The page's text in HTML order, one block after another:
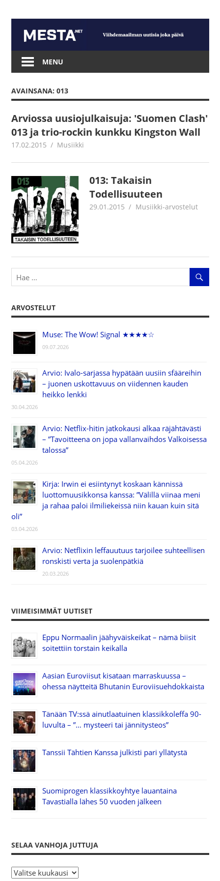
content
Mesta.net
MENU
AVAINSANA: 013
Arviossa uusiojulkaisuja: 'Suomen Clash'
013 ja trio-rockin kunkku Kingston Wall
17.02.2015 mestanet
Musiikki
013: Takaisin
Todellisuuteen
29.01.2015 Jouni Hirn
Musiikki-arvostelut
ARVOSTELUT
Muse: The Wow! Signal ★★★★☆
09.07.2026
Arvio: Ivalo-sarjassa hypätään uusiin sfääreihin
– juonen uskottavuus on viidennen kauden
heikko lenkki
30.04.2026
Arvio: Netflix-hitin jatkokausi alkaa räjähtävästi
– ”Tavoitteena on jopa vallanvaihdos Valkoisessa
talossa”
05.04.2026
Kirja: Irwin ei esiintynyt koskaan kännissä
luottomuusikkonsa kanssa: ”Välillä viinaa meni
ja rahaa paloi ilmiliekeissä niin kauan kuin sitä
oli”
03.04.2026
Arvio: Netflixin leffauutuus tarjoilee suhteellisen
ronskisti verta ja suolenpätkiä
20.03.2026
VIIMEISIMMÄT UUTISET
Eppu Normaalin jäähyväiskeikat – nämä biisit
soitettiin torstain keikalla
Aasian Euroviisut kisataan marraskuussa –
ohessa näytteitä Bhutanin Euroviisuehdokkaista
Tänään TV:ssä ainutlaatuinen klassikkoleffa 90-
luvulta – ”… mysteeri tai jännitysteos”
Tanssii Tähtien Kanssa julkisti pari yllätystä
Suomiprogen klassikkoyhtye lauantaina
Tavastialla lähes 50 vuoden jälkeen
SELAA VANHOJA JUTTUJA
S